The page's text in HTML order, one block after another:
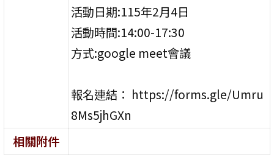
活動日期:115年2月4日
活動時間:14:00-17:30
方式:google meet會議
報名連結： https://forms.gle/Umru
8Ms5jhGXn
相關附件